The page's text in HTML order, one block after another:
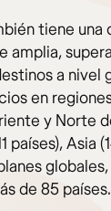
tiene una
amplia,
a nivel
en
y Norte
países), Asia
de 85 países.